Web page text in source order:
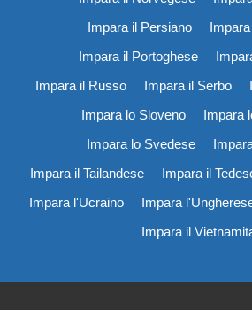
Impara il Persiano
Impara il Portoghese
Impara il Russo
Impara il Serbo
Impara lo Sloveno
Impara
Impara lo Svedese
Impara il Tailandese
Impara il
Impara l'Ucraino
Impara
Impara il